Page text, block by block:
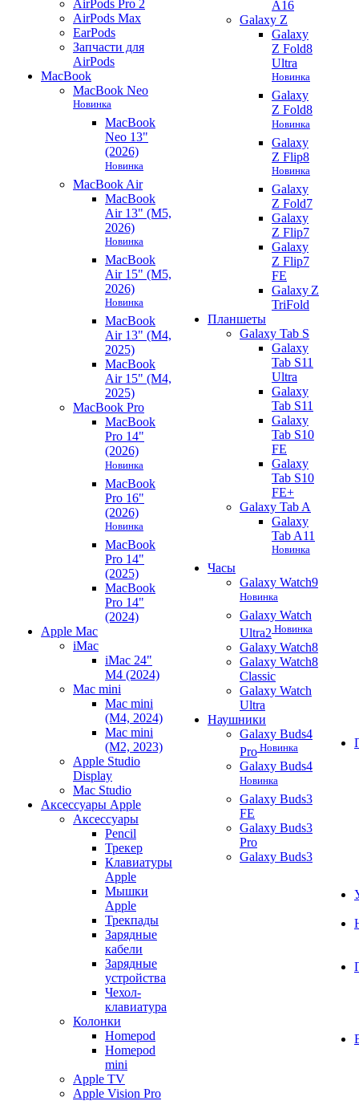
AirPods Pro 2
AirPods Max
EarPods
Запчасти для
AirPods
MacBook
MacBook Neo
Новинка
MacBook
Neo 13"
(2026)
Новинка
MacBook Air
MacBook
Air 13" (M5,
2026)
Новинка
MacBook
Air 15" (M5,
2026)
Новинка
MacBook
Air 13" (M4,
2025)
MacBook
Air 15" (M4,
2025)
MacBook Pro
MacBook
Pro 14"
(2026)
Новинка
MacBook
Pro 16"
(2026)
Новинка
MacBook
Pro 14"
(2025)
MacBook
Pro 14"
(2024)
Apple Mac
iMac
iMac 24"
M4 (2024)
Mac mini
Mac mini
(M4, 2024)
Mac mini
(M2, 2023)
Apple Studio
Display
Mac Studio
Аксессуары Apple
Аксессуары
Pencil
Трекер
Клавиатуры
Apple
Мышки
Apple
Трекпады
Зарядные
кабели
Зарядные
устройства
Чехол-
клавиатура
Колонки
Homepod
Homepod
mini
Apple TV
Apple Vision Pro
A16
Galaxy Z
Galaxy
Z Fold8
Ultra
Новинка
Galaxy
Z Fold8
Новинка
Galaxy
Z Flip8
Новинка
Galaxy
Z Fold7
Galaxy
Z Flip7
Galaxy
Z Flip7
FE
Galaxy Z
TriFold
Планшеты
Galaxy Tab S
Galaxy
Tab S11
Ultra
Galaxy
Tab S11
Galaxy
Tab S10
FE
Galaxy
Tab S10
FE+
Galaxy Tab A
Galaxy
Tab A11
Новинка
Часы
Galaxy Watch9
Новинка
Galaxy Watch
Ultra2 Новинка
Galaxy Watch8
Galaxy Watch8
Classic
Galaxy Watch
Ultra
Наушники
Galaxy Buds4
Pro Новинка
Galaxy Buds4
Новинка
Galaxy Buds3
FE
Galaxy Buds3
Pro
Galaxy Buds3